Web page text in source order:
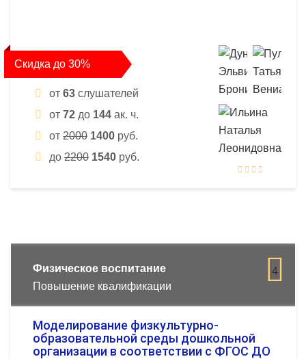
Скидка до 30%
от 63 слушателей
от 72 до 144 ак. ч.
от 2000 1400 руб.
до 2200 1540 руб.
4
Физическое воспитание
Повышение квалификации
Моделирование физкультурно-
образовательной среды дошкольной
организации в соответствии с ФГОС ДО